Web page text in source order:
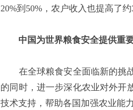
20%到50%，农户收入也提高了
中国为世界粮食安全提供重
在全球粮食安全面临新的挑战
的同时，进一步深化农业对外开
技术支持，帮助各国加强农业能